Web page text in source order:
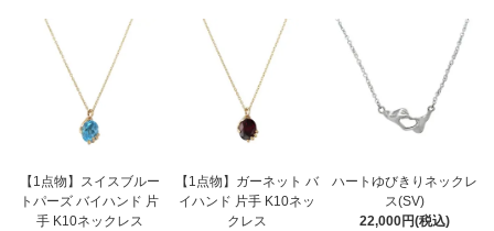
【1点物】スイスブルー
トパーズ バイハンド 片
手 K10ネックレス
【1点物】ガーネット バ
イハンド 片手 K10ネッ
クレス
ハートゆびきりネックレ
ス(SV)
22,000円(税込)